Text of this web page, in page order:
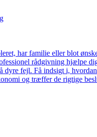
har familie eller blot
rådgivning hjælpe
dyre fejl. Få indsigt i,
og træffer de rigtige